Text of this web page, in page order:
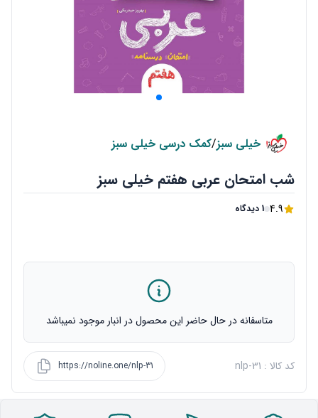
خیلی سبز/کمک درسی خیلی سبز
شب امتحان عربی هفتم خیلی سبز
4.9 1 دیدگاه
متاسفانه در حال حاضر این محصول در انبار موجود نمیباشد
کد کالا : nlp-31 https://noline.one/nlp-31